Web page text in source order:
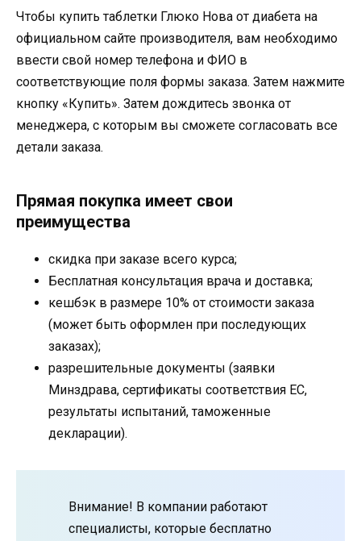
Чтобы купить таблетки Глюко Нова от диабета на
официальном сайте производителя, вам необходимо
ввести свой номер телефона и ФИО в
соответствующие поля формы заказа. Затем нажмите
кнопку «Купить». Затем дождитесь звонка от
менеджера, с которым вы сможете согласовать все
детали заказа.
Прямая покупка имеет свои
преимущества
скидка при заказе всего курса;
Бесплатная консультация врача и доставка;
кешбэк в размере 10% от стоимости заказа
(может быть оформлен при последующих
заказах);
разрешительные документы (заявки
Минздрава, сертификаты соответствия ЕС,
результаты испытаний, таможенные
декларации).
Внимание! В компании работают
специалисты, которые бесплатно